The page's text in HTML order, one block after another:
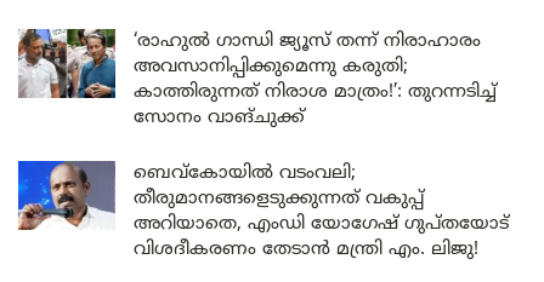
‘രാഹുൽ ഗാന്ധി ജ്യൂസ് തന്ന് നിരാഹാരം
അവസാനിപ്പിക്കുമെന്നു കരുതി;
കാത്തിരുന്നത് നിരാശ മാത്രം!’: തുറന്നടിച്ച്
സോനം വാങ്‌ചുക്ക്
ബെവ്കോയിൽ വടംവലി;
തീരുമാനങ്ങളെടുക്കുന്നത് വകുപ്പ്
അറിയാതെ, എംഡി യോഗേഷ് ഗുപ്തയോട്
വിശദീകരണം തേടാൻ മന്ത്രി എം. ലിജു!